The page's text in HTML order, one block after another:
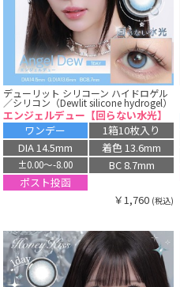
デューリット シリコーン ハイドロゲル
／シリコン（Dewlit silicone hydrogel）
エンジェルデュー【回らない水光】
ワンデー
1箱10枚入り
DIA 14.5mm
着色 13.6mm
±0.00〜-8.00
BC 8.7mm
ポスト投函
￥1,760 (税込)